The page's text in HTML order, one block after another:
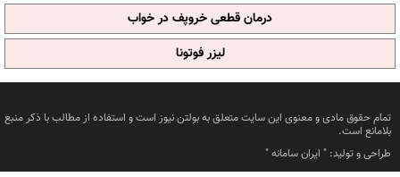
درمان قطعی خروپف در خواب
لیزر فوتونا
تمام حقوق مادی و معنوی این سایت متعلق به بولتن نیوز است و استفاده از مطالب با ذکر منبع
بلامانع است.
طراحی و تولید: " ایران سامانه"